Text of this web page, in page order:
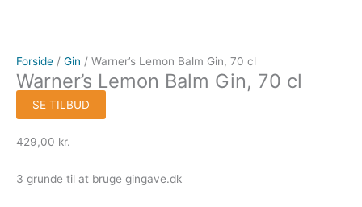
Forside / Gin / Warner’s Lemon Balm Gin, 70 cl
Warner’s Lemon Balm Gin, 70 cl
SE TILBUD
429,00 kr.
3 grunde til at bruge gingave.dk